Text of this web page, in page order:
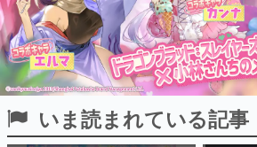
ピックアップ
いま読まれている記事